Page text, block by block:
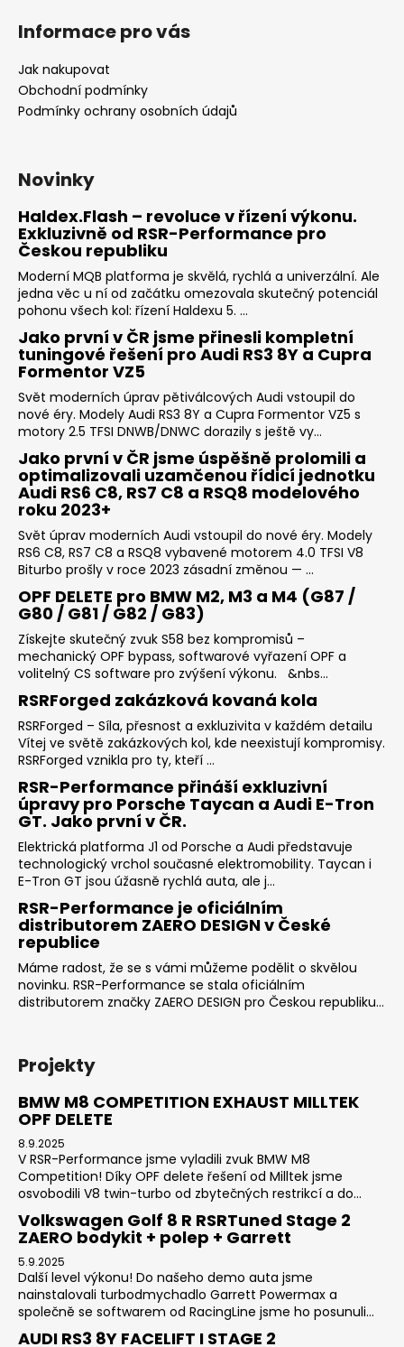
Informace pro vás
Jak nakupovat
Obchodní podmínky
Podmínky ochrany osobních údajů
Novinky
Haldex.Flash – revoluce v řízení výkonu.
Exkluzivně od RSR-Performance pro
Českou republiku
Moderní MQB platforma je skvělá, rychlá a univerzální. Ale
jedna věc u ní od začátku omezovala skutečný potenciál
pohonu všech kol: řízení Haldexu 5. ...
Jako první v ČR jsme přinesli kompletní
tuningové řešení pro Audi RS3 8Y a Cupra
Formentor VZ5
Svět moderních úprav pětiválcových Audi vstoupil do
nové éry. Modely Audi RS3 8Y a Cupra Formentor VZ5 s
motory 2.5 TFSI DNWB/DNWC dorazily s ještě vy...
Jako první v ČR jsme úspěšně prolomili a
optimalizovali uzamčenou řídicí jednotku
Audi RS6 C8, RS7 C8 a RSQ8 modelového
roku 2023+
Svět úprav moderních Audi vstoupil do nové éry. Modely
RS6 C8, RS7 C8 a RSQ8 vybavené motorem 4.0 TFSI V8
Biturbo prošly v roce 2023 zásadní změnou — ...
OPF DELETE pro BMW M2, M3 a M4 (G87 /
G80 / G81 / G82 / G83)
Získejte skutečný zvuk S58 bez kompromisů –
mechanický OPF bypass, softwarové vyřazení OPF a
volitelný CS software pro zvýšení výkonu. &nbs...
RSRForged zakázková kovaná kola
RSRForged – Síla, přesnost a exkluzivita v každém detailu
Vítej ve světě zakázkových kol, kde neexistují kompromisy.
RSRForged vznikla pro ty, kteří ...
RSR-Performance přináší exkluzivní
úpravy pro Porsche Taycan a Audi E-Tron
GT. Jako první v ČR.
Elektrická platforma J1 od Porsche a Audi představuje
technologický vrchol současné elektromobility. Taycan i
E-Tron GT jsou úžasně rychlá auta, ale j...
RSR-Performance je oficiálním
distributorem ZAERO DESIGN v České
republice
Máme radost, že se s vámi můžeme podělit o skvělou
novinku. RSR-Performance se stala oficiálním
distributorem značky ZAERO DESIGN pro Českou republiku...
Projekty
BMW M8 COMPETITION EXHAUST MILLTEK
OPF DELETE
8.9.2025
V RSR-Performance jsme vyladili zvuk BMW M8
Competition! Díky OPF delete řešení od Milltek jsme
osvobodili V8 twin-turbo od zbytečných restrikcí a do...
Volkswagen Golf 8 R RSRTuned Stage 2
ZAERO bodykit + polep + Garrett
5.9.2025
Další level výkonu! Do našeho demo auta jsme
nainstalovali turbodmychadlo Garrett Powermax a
společně se softwarem od RacingLine jsme ho posunuli...
AUDI RS3 8Y FACELIFT I STAGE 2